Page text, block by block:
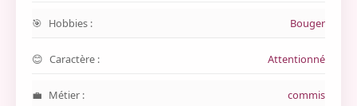
Hobbies : Bouger
Caractère : Attentionné
Métier : commis